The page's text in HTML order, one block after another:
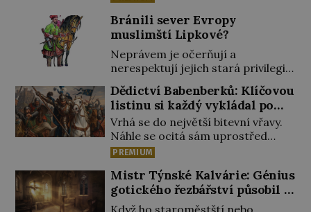
Během 40 let vybudují na území
monarchie třetinu všech tratí,
tedy asi 3500 kilometrů! Ohromně
na tom zbohatnou… Podnikavého
ducha zdědí bratři Kleinové po
otci Johannovi (1756–1835), který
má malý statek na Jesenicku […]
Bránili sever Evropy
muslimští Lipkové?
Neprávem je očerňují a
nerespektují jejich stará privilegia.
dohodnutý žold! Lipkové proti
těmto „podrazům“ hlasitě
protestují, jenže spravedlnosti
nedosáhnou. Proto se rozhodnou
vypovědět polské koruně
Osmanům! V Litvě se na počátku
15. století usazují první muslimští
Tataři. Uprchli ze Zlaté Hordy
Dědictví Babenberků: Klíčovou
listinu si každý vykládal po
svém
Vrhá se do největší bitevní vřavy.
Náhle se ocitá sám uprostřed
nepřátel. Nikdo z jeho věrných si
vévoda Fridrich II. padne 15.
června 1246 při střetu s Uhry na
Litavě. „Tvrdý muž, statečný v boji,
PREMIUM
Mistr Týnské Kalvárie: Génius
gotického řezbářství působil v
Praze
Když ho staroměstští nebo